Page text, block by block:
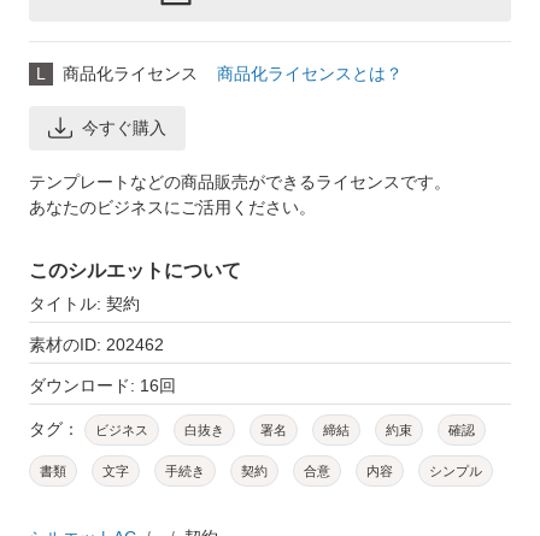
L 商品化ライセンス 商品化ライセンスとは？
今すぐ購入
テンプレートなどの商品販売ができるライセンスです。
あなたのビジネスにご活用ください。
このシルエットについて
タイトル: 契約
素材のID: 202462
ダウンロード: 16回
タグ： ビジネス 白抜き 署名 締結 約束 確認
書類 文字 手続き 契約 合意 内容 シンプル